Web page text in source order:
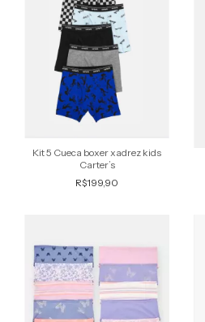
Kit 5 Cueca boxer xadrez kids
Carter’s
R$199,90